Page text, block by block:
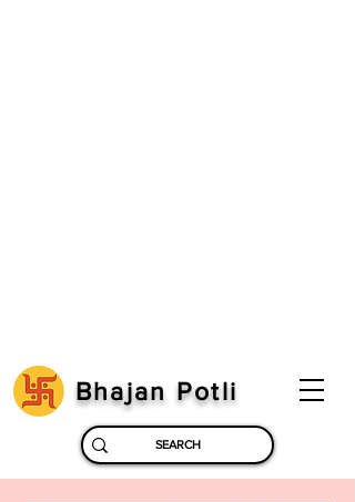
Bhajan Potli